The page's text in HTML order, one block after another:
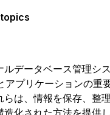
ルデータベース管理シ
アプリケーションの重
らは、情報を保存、整